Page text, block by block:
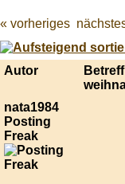
Best
online
live
casino
« vorheriges
Autor
nata1984
Posting
Freak